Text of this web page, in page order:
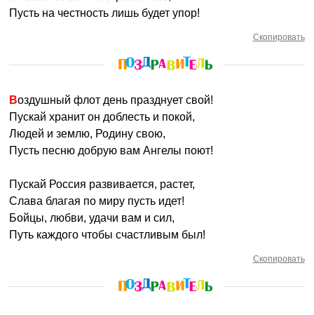
Пусть на честность лишь будет упор!
Скопировать
Воздушный флот день празднует свой!
Пускай хранит он доблесть и покой,
Людей и землю, Родину свою,
Пусть песню добрую вам Ангелы поют!
Пускай Россия развивается, растет,
Слава благая по миру пусть идет!
Бойцы, любви, удачи вам и сил,
Путь каждого чтобы счастливым был!
Скопировать